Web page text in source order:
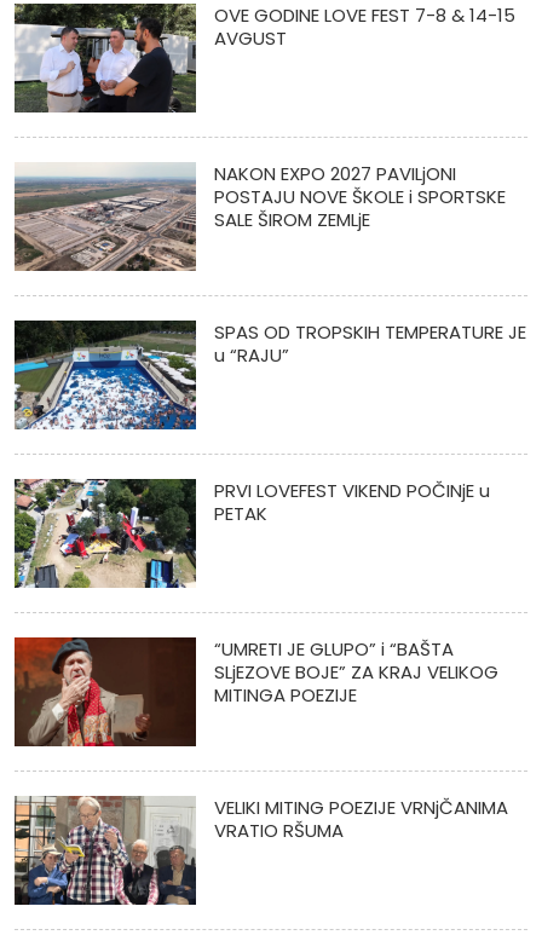
OVE GODINE LOVE FEST 7-8 & 14-15
AVGUST
NAKON EXPO 2027 PAVILjONI
POSTAJU NOVE ŠKOLE i SPORTSKE
SALE ŠIROM ZEMLjE
SPAS OD TROPSKIH TEMPERATURE JE
u “RAJU”
PRVI LOVEFEST VIKEND POČINjE u
PETAK
“UMRETI JE GLUPO” i “BAŠTA
SLjEZOVE BOJE” ZA KRAJ VELIKOG
MITINGA POEZIJE
VELIKI MITING POEZIJE VRNjČANIMA
VRATIO RŠUMA